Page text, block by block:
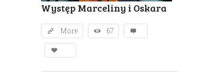
Występ Marceliny i Oskara
More 67